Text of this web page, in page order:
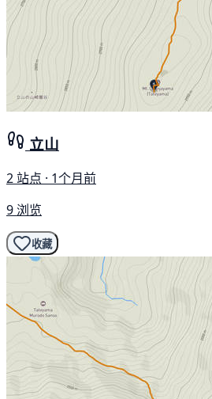
立山
2 站点 · 1个月前
9 浏览
收藏